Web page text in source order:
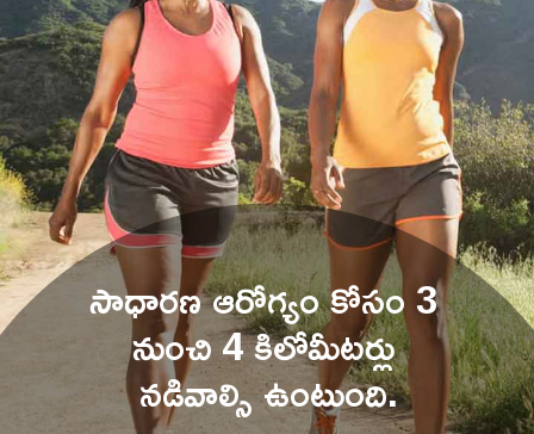
సాధారణ ఆరోగ్యం కోసం 3
నుంచి 4 కిలోమీటర్లు
నడివాల్సి ఉంటుంది.